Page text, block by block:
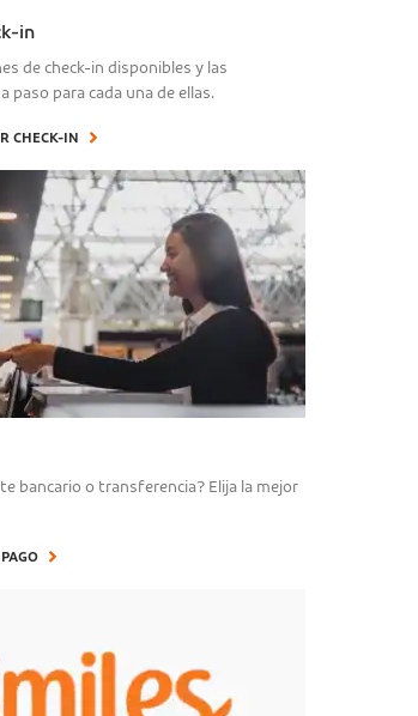
in
de check-in disponibles y las
paso para cada una de ellas.
CHECK-IN
bancario o transferencia? Elija la mejor